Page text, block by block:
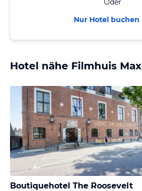
Oder
Nur Hotel buchen
Hotel nähe Filmhuis Max
Boutiquehotel The Roosevelt